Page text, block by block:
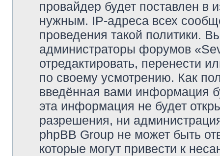
провайдер будет поставлен в
нужным. IP-адреса всех
проведения такой политики.
администраторы форумов
отредактировать, перенести
по своему усмотрению. Как
введённая вами информация
эта информация не будет
разрешения, ни
phpBB Group не может быть
которые могут привести к